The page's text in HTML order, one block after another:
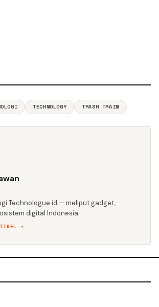
TECHNOLOGY TRASH TRAIN
Technologue.id — meliput gadget,
digital Indonesia.
→